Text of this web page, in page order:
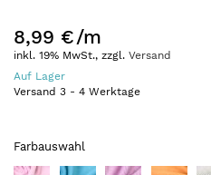
8,99 €/m
inkl. 19% MwSt., zzgl. Versand
Auf Lager
Versand 3 - 4 Werktage
Farbauswahl